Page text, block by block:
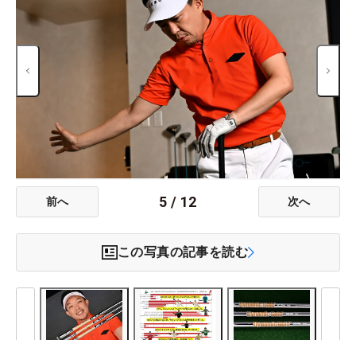
前へ 5 / 12 次へ
この写真の記事を読む